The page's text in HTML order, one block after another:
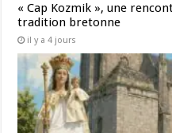
« Cap Kozmik », une
tradition bretonne
il y a 4 jours